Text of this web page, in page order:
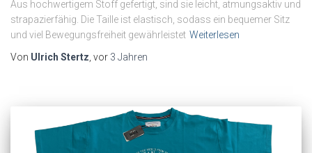
Aus hochwertigem Stoff gefertigt, sind sie leicht, atmungsaktiv und
strapazierfähig. Die Taille ist elastisch, sodass ein bequemer Sitz
und viel Bewegungsfreiheit gewährleistet Weiterlesen
Von Ulrich Stertz , vor 3 Jahren